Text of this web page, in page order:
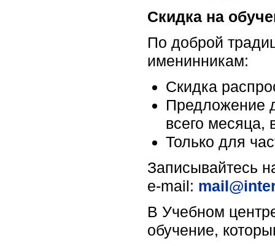
Скидка на
По доброй
именинникам:
Скидка
Предложение
всего месяца,
Только для
Записывайтесь
e-mail:
В Учебном
обучение,